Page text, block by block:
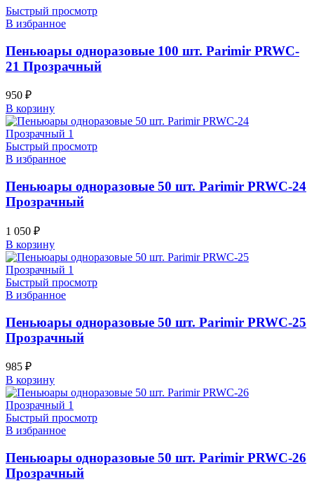
Быстрый просмотр
В избранное
Пеньюары одноразовые 100 шт. Parimir PRWC-
21 Прозрачный
950 ₽
В корзину
Быстрый просмотр
В избранное
Пеньюары одноразовые 50 шт. Parimir PRWC-24
Прозрачный
1 050 ₽
В корзину
Быстрый просмотр
В избранное
Пеньюары одноразовые 50 шт. Parimir PRWC-25
Прозрачный
985 ₽
В корзину
Быстрый просмотр
В избранное
Пеньюары одноразовые 50 шт. Parimir PRWC-26
Прозрачный